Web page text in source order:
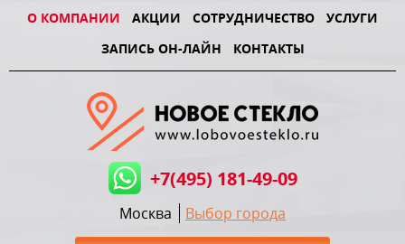
О КОМПАНИИ АКЦИИ СОТРУДНИЧЕСТВО
УСЛУГИ
ЗАПИСЬ ОН-ЛАЙН
КОНТАКТЫ
+7(495) 181-49-09
Москва Выбор города